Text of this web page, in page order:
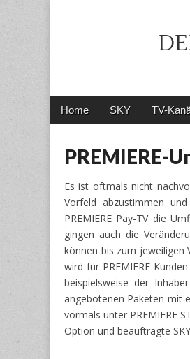
Main
Skip
Home SKY TV-
PREMIERE-
Es ist oftmals nicht
Vorfeld abzustimmen
PREMIERE Pay-TV die
gingen auch die
können bis zum jeweiligen
wird für PREMIERE-
beispielsweise der
angebotenen Paketen mit
vormals unter PREMIERE
Option und beauftragte